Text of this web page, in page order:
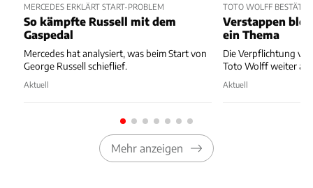
MERCEDES ERKLÄRT START-PROBLEM
So kämpfte Russell mit dem
Gaspedal
Mercedes hat analysiert, was beim Start von
George Russell schieflief.
Aktuell
TOTO WOLFF
Verstappen
ein Thema
Die Verpflichtung
Toto Wolff weiter
Aktuell
Mehr anzeigen